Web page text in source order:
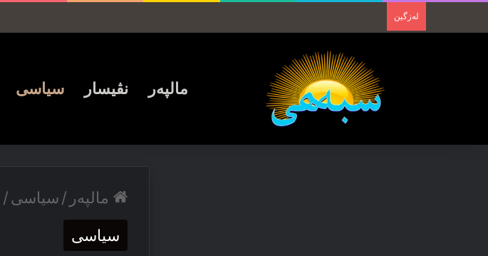
لەزگین
مالپەر نڤیسار سیاسی
مالپەر /سیاسی/
سیاسی